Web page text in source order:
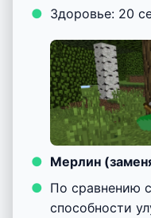
Здоровье: 20
Мерлин
По сравнению
способности